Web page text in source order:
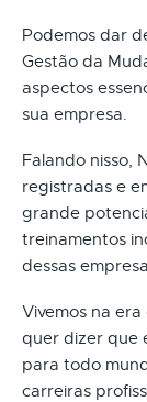
Podemos dar
Gestão da
aspectos
sua empresa.
Falando nisso,
registradas e
grande
treinamentos
dessas
Vivemos na
quer dizer que
para todo
carreiras